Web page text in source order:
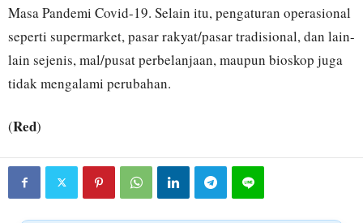
Masa Pandemi Covid-19. Selain itu, pengaturan operasional
seperti supermarket, pasar rakyat/pasar tradisional, dan lain-
lain sejenis, mal/pusat perbelanjaan, maupun bioskop juga
tidak mengalami perubahan.
(Red)